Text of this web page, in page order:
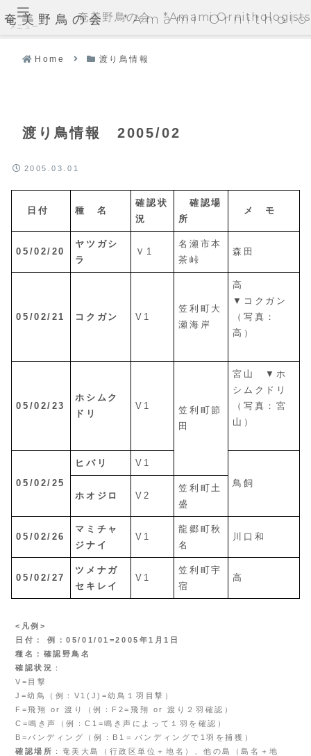
奄美野鳥の会 *Amami
Home 渡り鳥情報
渡り鳥情報 2005/02
2005.03.01
日付 種 名
確認状
況
確認場
所
メ モ
05/02/20
ヤツガシ
ラ
Ｖ1
名瀬市本
茶峠
森田
05/02/21 コクガン V1
笠利町大
瀬海岸
高
▼コクガン
（写真：
高）
05/02/23
ホシムク
ドリ
V1
笠利町節
田
宮山 ▼ホ
シムクドリ
（写真：宮
山）
05/02/25
ヒバリ
V1
鳥飼
ホオジロ
V2
笠利町土
盛
05/02/26
マミチャ
ジナイ
V1
龍郷町秋
名
川口和
05/02/27
ツメナガ
セキレイ
V1
笠利町宇
宿
高
<凡例>
日付： 例：05/01/01=2005年1月1日
種名：確認野鳥名
確認状況
：
V=目撃
J=幼鳥（例：V1(J)=幼鳥１羽目撃）
F=飛翔 or 渡り（例：F2=飛翔 or 渡り２羽確認）
C=鳴き声（例：C1=鳴き声によって１羽を確認）
B=バンディング（例：B1＝バンディングで1羽を捕獲）
確認場所 ：奄美大島（行政区単位＋地名）、他の島（島名＋地
メニュー
奄美野鳥の会 *Amami